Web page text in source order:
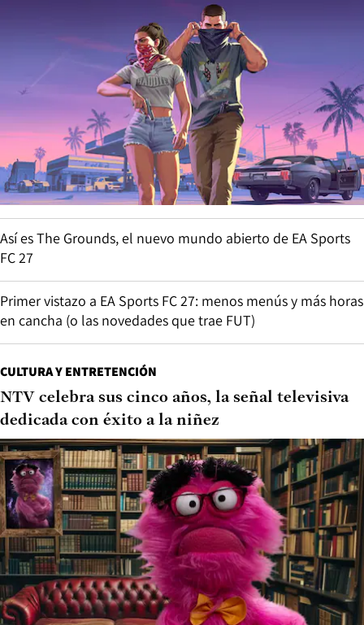
Así es The Grounds, el nuevo mundo abierto de EA Sports
FC 27
Primer vistazo a EA Sports FC 27: menos menús y más horas
en cancha (o las novedades que trae FUT)
CULTURA Y ENTRETENCIÓN
NTV celebra sus cinco años, la señal televisiva
dedicada con éxito a la niñez